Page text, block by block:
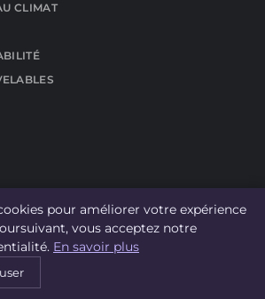
CLIMAT
CLIMAT. Tous droits réservés.
légales
pour améliorer votre expérience
vous acceptez notre
En savoir plus